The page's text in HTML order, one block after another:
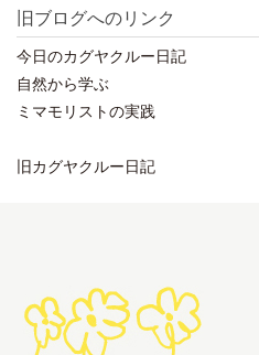
旧ブログへのリンク
今日のカグヤクルー日記
自然から学ぶ
ミマモリストの実践
旧カグヤクルー日記